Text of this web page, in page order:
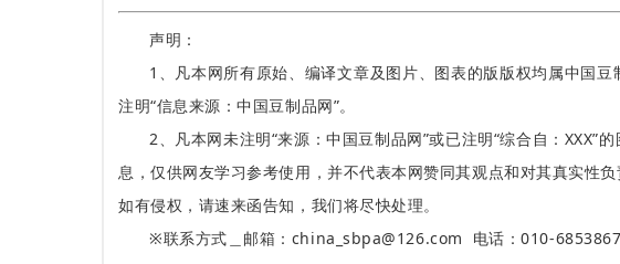
声明：
1、凡本网所有原始、编译文章及图片、图表的版版权均属中国
注明“信息来源：中国豆制品网”。
2、凡本网未注明“来源：中国豆制品网”或已注明“综合自：XXX”
息，仅供网友学习参考使用，并不代表本网赞同其观点和对其真实性
如有侵权，请速来函告知，我们将尽快处理。
※联系方式＿邮箱：china_sbpa@126.com 电话：010-